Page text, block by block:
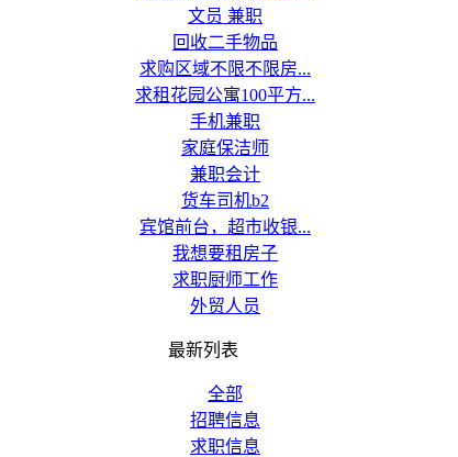
文员 兼职
回收二手物品
求购区域不限不限房...
求租花园公寓100平方...
手机兼职
家庭保洁师
兼职会计
货车司机b2
宾馆前台，超市收银...
我想要租房子
求职厨师工作
外贸人员
最新列表
全部
招聘信息
求职信息